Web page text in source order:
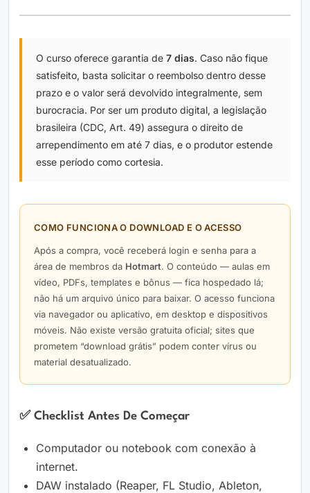
O curso oferece garantia de 7 dias. Caso não fique
satisfeito, basta solicitar o reembolso dentro desse
prazo e o valor será devolvido integralmente, sem
burocracia. Por ser um produto digital, a legislação
brasileira (CDC, Art. 49) assegura o direito de
arrependimento em até 7 dias, e o produtor estende
esse período como cortesia.
COMO FUNCIONA O DOWNLOAD E O ACESSO
Após a compra, você receberá login e senha para a
área de membros da Hotmart. O conteúdo — aulas em
vídeo, PDFs, templates e bônus — fica hospedado lá;
não há um arquivo único para baixar. O acesso funciona
via navegador ou aplicativo, em desktop e dispositivos
móveis. Não existe versão gratuita oficial; sites que
prometem “download grátis” podem conter vírus ou
material desatualizado.
✅ Checklist Antes De Começar
Computador ou notebook com conexão à
internet.
DAW instalado (Reaper, FL Studio, Ableton,